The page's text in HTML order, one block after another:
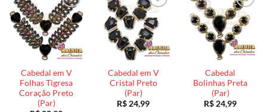
Cabedal em V
Folhas Tigresa
Coração Preto
(Par)
Cabedal em V
Cristal Preto
(Par)
R$ 24,99
Cabedal
Bolinhas Preta
(Par)
R$ 24,99